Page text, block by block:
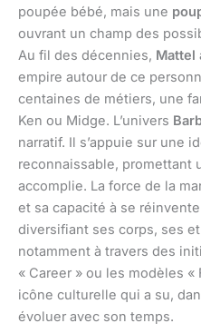
poupée bébé, mais une
ouvrant un champ des
Au fil des décennies, Mattel
empire autour de ce
centaines de métiers, une
Ken ou Midge. L’univers
narratif. Il s’appuie sur une
reconnaissable, promettant
accomplie. La force de la
et sa capacité à se
diversifiant ses corps, ses
notamment à travers des
« Career » ou les modèles «
icône culturelle qui a su,
évoluer avec son temps.